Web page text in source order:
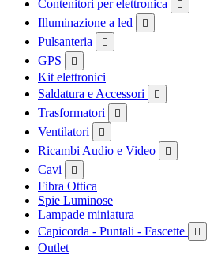
Contenitori per elettronica 
Illuminazione a led 
Pulsanteria 
GPS 
Kit elettronici
Saldatura e Accessori

Trasformatori 
Ventilatori 
Ricambi Audio e Video 
Cavi 
Fibra Ottica
Spie Luminose
Lampade miniatura
Capicorda - Puntali - Fascette

Outlet